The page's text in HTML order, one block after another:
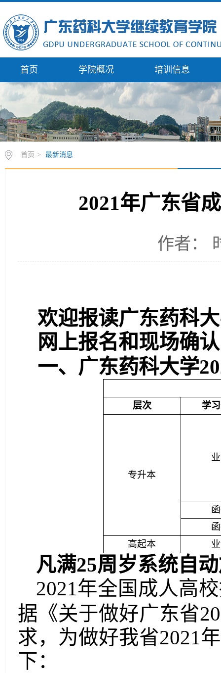
首页 学院概况 培训信息
首页 > 最新消息
2021年广东省
作者：
欢迎报读广东药科
网上报名和现场确
一、广东药科大学20
层次 学
专升本
高起本
凡满25周岁系统自
2021年全国成人高
据《关于做好广东省20
求，为做好我省2021
下：